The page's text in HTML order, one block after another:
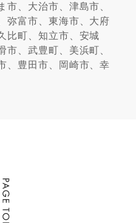
市、大治市、津島市、
弥富市、東海市、大府
比町、知立市、安城
市、武豊町、美浜町、
、豊田市、岡崎市、幸